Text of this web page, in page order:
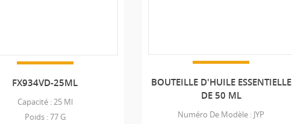
FX934VD-25ML
Capacité : 25 Ml
Poids : 77 G
BOUTEILLE D'HUILE ESSENTIELLE
DE 50 ML
Numéro De Modèle : JYP